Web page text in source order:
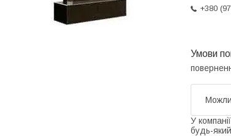
+380
У
будь-